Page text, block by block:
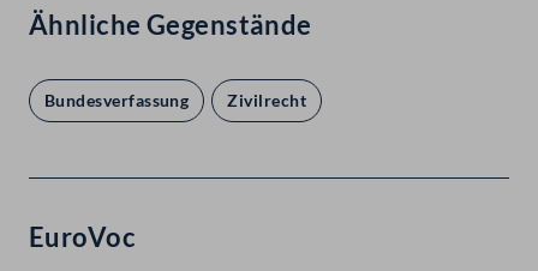
Ähnliche Gegenstände
Bundesverfassung Zivilrecht
EuroVoc